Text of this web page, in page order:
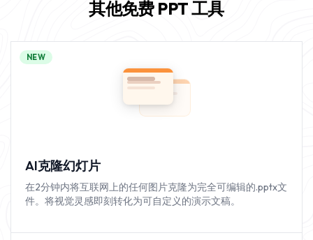
其他免费 PPT 工具
AI克隆幻灯片
在2分钟内将互联网上的任何图片克隆为完全可编辑的.pptx文
件。将视觉灵感即刻转化为可自定义的演示文稿。
NEW